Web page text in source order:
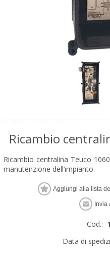
Ricambio
Ricambio centralina Teuco
manutenzione dell’impianto.
Cod.:
Data di